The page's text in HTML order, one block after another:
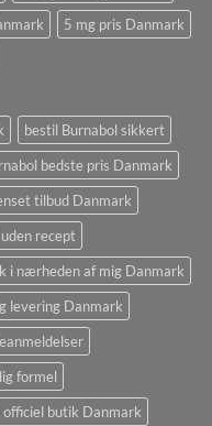
5 mg pris Danmark
bestil Burnabol sikkert
bedste pris Danmark
tilbud Danmark
recept
i nærheden af ​​mig Danmark
levering Danmark
formel
officiel butik Danmark